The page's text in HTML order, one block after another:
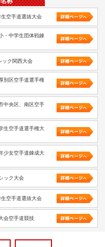
空手道選抜大会
・中学生団体戦錬
ック関西大会
別区空手道選手権
中央区、南区空手
生空手道選手権大
少女空手道錬成大
ック大会
空手道選抜大会
会空手道競技